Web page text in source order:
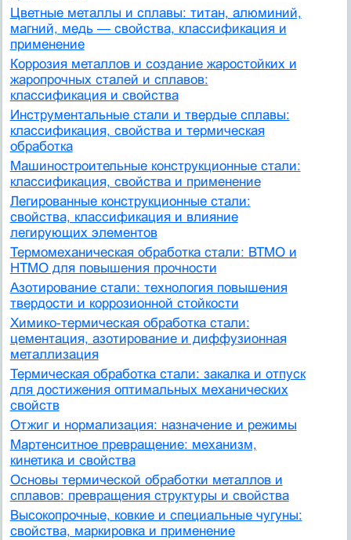
Цветные металлы и сплавы: титан, алюминий,
магний, медь — свойства, классификация и
применение
Коррозия металлов и создание жаростойких и
жаропрочных сталей и сплавов:
классификация и свойства
Инструментальные стали и твердые сплавы:
классификация, свойства и термическая
обработка
Машиностроительные конструкционные стали:
классификация, свойства и применение
Легированные конструкционные стали:
свойства, классификация и влияние
легирующих элементов
Термомеханическая обработка стали: ВТМО и
НТМО для повышения прочности
Азотирование стали: технология повышения
твердости и коррозионной стойкости
Химико-термическая обработка стали:
цементация, азотирование и диффузионная
металлизация
Термическая обработка стали: закалка и отпуск
для достижения оптимальных механических
свойств
Отжиг и нормализация: назначение и режимы
Мартенситное превращение: механизм,
кинетика и свойства
Основы термической обработки металлов и
сплавов: превращения структуры и свойства
Высокопрочные, ковкие и специальные чугуны:
свойства, маркировка и применение